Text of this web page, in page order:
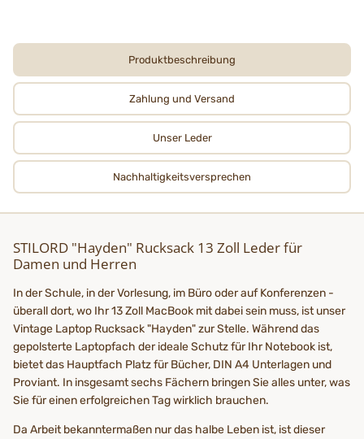
Produktbeschreibung
Zahlung und Versand
Unser Leder
Nachhaltigkeits­­­versprechen
STILORD "Hayden" Rucksack 13 Zoll Leder für
Damen und Herren
In der Schule, in der Vorlesung, im Büro oder auf Konferenzen -
überall dort, wo Ihr 13 Zoll MacBook mit dabei sein muss, ist unser
Vintage Laptop Rucksack "Hayden" zur Stelle. Während das
gepolsterte Laptopfach der ideale Schutz für Ihr Notebook ist,
bietet das Hauptfach Platz für Bücher, DIN A4 Unterlagen und
Proviant. In insgesamt sechs Fächern bringen Sie alles unter, was
Sie für einen erfolgreichen Tag wirklich brauchen.
Da Arbeit bekanntermaßen nur das halbe Leben ist, ist dieser